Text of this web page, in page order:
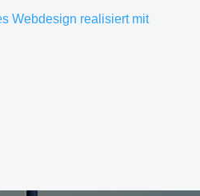
Webdesign realisiert mit